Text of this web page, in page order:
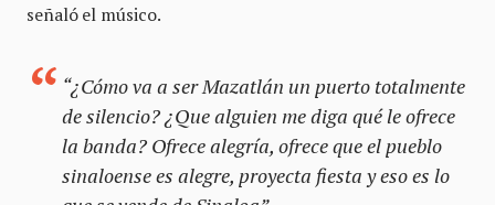
señaló el músico.
“¿Cómo va a ser Mazatlán un puerto totalmente
de silencio? ¿Que alguien me diga qué le ofrece
la banda? Ofrece alegría, ofrece que el pueblo
sinaloense es alegre, proyecta fiesta y eso es lo